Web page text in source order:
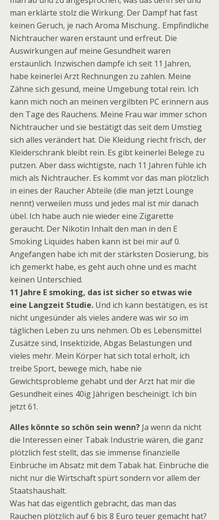
man erklärte stolz die Wirkung. Der Dampf hat fast
keinen Geruch, je nach Aroma Mischung.. Empfindliche
Nichtraucher waren erstaunt und erfreut. Die
Auswirkungen auf meine Gesundheit waren
erstaunlich. Inzwischen dampfe ich seit 11 Jahren,
habe keinerlei Arzt Rechnungen zu zahlen. Meine
Zähne sich gesund, meine Umgebung total rein. Ich
kann mich noch an meinen vergilbten PC erinnern aus
den Tage des Rauchens. Meine Frau war immer schon
Nichtraucher und sie bestätigt das seit dem Umstieg
sich alles verändert hat. Die Kleidung riecht frisch, der
Kleiderschrank bleibt rein. Es gibt keinerlei Belege zu
putzen. Aber dass wichtigste, nach 11 Jahren fühle ich
mich als Nichtraucher. Es kommt vor das man plötzlich
in eines der Raucher Abteile (die man jetzt Lounge
nennt) verweilen muss und jedes mal ist mir danach
übel. Ich habe auch nie wieder eine Zigarette
geraucht. Der Nikotin Inhalt den man in den E
Smoking Liquides haben kann ist bei mir auf 0.
Angefangen habe ich mit der stärksten Dosierung, bis
ich gemerkt habe, es geht auch ohne und es macht
keinen Unterschied.
11 Jahre E smoking, das ist sicher so etwas wie
eine Langzeit Studie. Und ich kann bestätigen, es ist
nicht ungesünder als vieles andere was wir so im
täglichen Leben zu uns nehmen. Ob es Lebensmittel
Zusätze sind, Insektizide, Abgas Belastungen und
vieles mehr. Mein Körper hat sich total erholt, ich
treibe Sport, bewege mich, habe nie
Gewichtsprobleme gehabt und der Arzt hat mir die
Gesundheit eines 40ig Jährigen bescheinigt. Ich bin
jetzt 61.
Alles könnte so schön sein wenn? Ja wenn da nicht
die Interessen einer Tabak Industrie wären, die ganz
plötzlich fest stellt, das sie immense finanzielle
Einbrüche im Absatz mit dem Tabak hat. Einbrüche die
nicht nur die Wirtschaft spürt sondern vor allem der
Staatshaushalt.
Was hat das eigentlich gebracht, das man das
Rauchen plötzlich auf 6 bis 8 Euro teuer gemacht hat?